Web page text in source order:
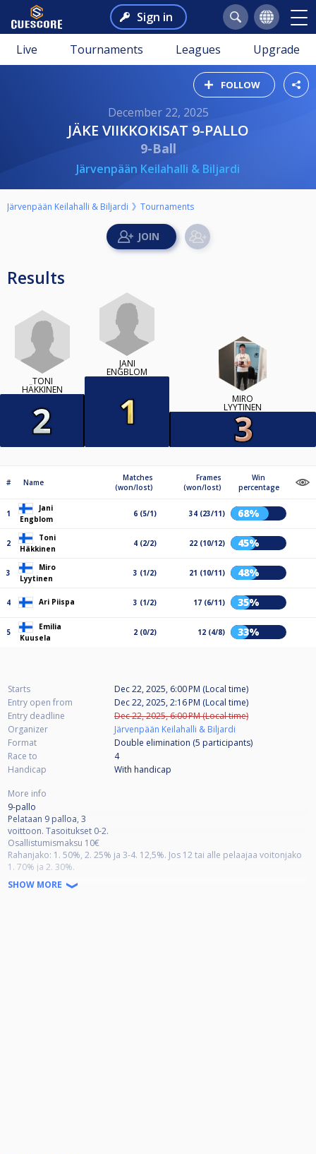
Sign in
Live Tournaments Leagues Upgrade
FOLLOW
December 22, 2025
JÄKE VIIKKOKISAT 9-PALLO
9-Ball
Järvenpään Keilahalli & Biljardi
Järvenpään Keilahalli & Biljardi Tournaments
Results
TONI
HÄKKINEN
JANI
ENGBLOM
MIRO
LYYTINEN
# Name
Matches
(won/lost)
Frames
(won/lost)
Win
percentage
1
Jani
Engblom
6 (5/1) 34 (23/11) 68%
2
Toni
Häkkinen
4 (2/2) 22 (10/12) 45%
3
Miro
Lyytinen
3 (1/2) 21 (10/11) 48%
4 Ari Piispa 3 (1/2) 17 (6/11) 35%
5
Emilia
Kuusela
2 (0/2) 12 (4/8) 33%
Starts
Dec 22, 2025, 6:00 PM (Local time)
Entry open from
Dec 22, 2025, 2:16 PM (Local time)
Entry deadline
Dec 22, 2025, 6:00 PM (Local time)
Organizer
Järvenpään Keilahalli & Biljardi
Format
Double elimination (5 participants)
Race to
4
Handicap
With handicap
More info
9-pallo
Pelataan 9 palloa, 3
voittoon. Tasoitukset 0-2.
Osallistumismaksu 10€
Rahanjako: 1. 50%, 2. 25% ja 3-4. 12,5%. Jos 12 tai alle pelaajaa voitonjako
1. 70% ja 2. 30%.
Käytössä 4 x Clash 9ft
SHOW MORE